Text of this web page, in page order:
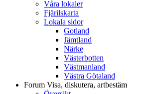
Våra lokaler
Fjärilskarta
Lokala sidor
Gotland
Jämtland
Närke
Västerbotten
Västmanland
Västra Götaland
Forum Visa, diskutera, artbestäm